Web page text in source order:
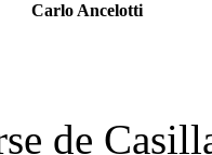
Carlo Ancelotti
de